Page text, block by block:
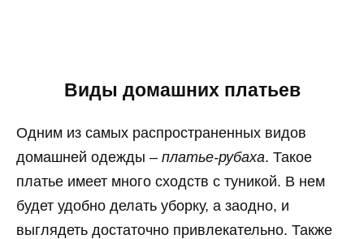
Виды домашних платьев
Одним из самых распространенных видов
домашней одежды – платье-рубаха. Такое
платье имеет много сходств с туникой. В нем
будет удобно делать уборку, а заодно, и
выглядеть достаточно привлекательно. Также